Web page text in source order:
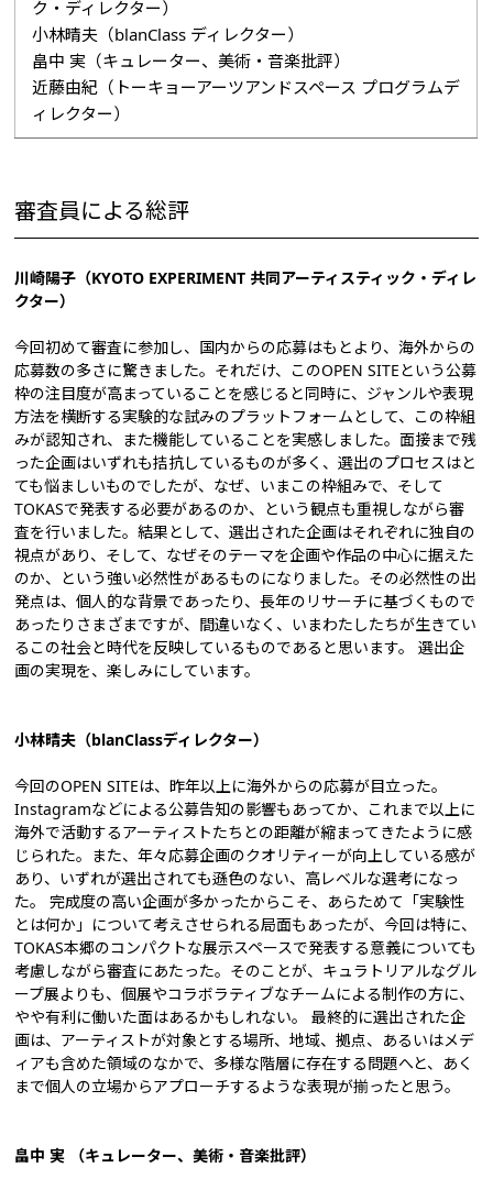
ク・ディレクター）
小林晴夫（blanClass ディレクター）
畠中 実（キュレーター、美術・音楽批評）
近藤由紀（トーキョーアーツアンドスペース プログラムデ
ィレクター）
審査員による総評
川崎陽子（KYOTO EXPERIMENT 共同アーティスティック・ディレ
クター）
今回初めて審査に参加し、国内からの応募はもとより、海外からの
応募数の多さに驚きました。それだけ、このOPEN SITEという公募
枠の注目度が高まっていることを感じると同時に、ジャンルや表現
方法を横断する実験的な試みのプラットフォームとして、この枠組
みが認知され、また機能していることを実感しました。面接まで残
った企画はいずれも拮抗しているものが多く、選出のプロセスはと
ても悩ましいものでしたが、なぜ、いまこの枠組みで、そして
TOKASで発表する必要があるのか、という観点も重視しながら審
査を行いました。結果として、選出された企画はそれぞれに独自の
視点があり、そして、なぜそのテーマを企画や作品の中心に据えた
のか、という強い必然性があるものになりました。その必然性の出
発点は、個人的な背景であったり、長年のリサーチに基づくもので
あったりさまざまですが、間違いなく、いまわたしたちが生きてい
るこの社会と時代を反映しているものであると思います。 選出企
画の実現を、楽しみにしています。
小林晴夫（blanClassディレクター）
今回のOPEN SITEは、昨年以上に海外からの応募が目立った。
Instagramなどによる公募告知の影響もあってか、これまで以上に
海外で活動するアーティストたちとの距離が縮まってきたように感
じられた。また、年々応募企画のクオリティーが向上している感が
あり、いずれが選出されても遜色のない、高レベルな選考になっ
た。 完成度の高い企画が多かったからこそ、あらためて「実験性
とは何か」について考えさせられる局面もあったが、今回は特に、
TOKAS本郷のコンパクトな展示スペースで発表する意義についても
考慮しながら審査にあたった。そのことが、キュラトリアルなグル
ープ展よりも、個展やコラボラティブなチームによる制作の方に、
やや有利に働いた面はあるかもしれない。 最終的に選出された企
画は、アーティストが対象とする場所、地域、拠点、あるいはメデ
ィアも含めた領域のなかで、多様な階層に存在する問題へと、あく
まで個人の立場からアプローチするような表現が揃ったと思う。
畠中 実 （キュレーター、美術・音楽批評）